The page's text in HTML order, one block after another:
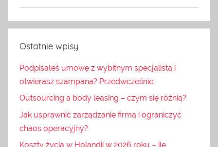
Ostatnie wpisy
Podpisałeś umowę z wybitnym specjalistą i
otwierasz szampana? Przedwcześnie.
Outsourcing a body leasing – czym się różnią?
Jak usprawnić zarządzanie firmą i ograniczyć
chaos operacyjny?
Koszty życia w Holandii w 2026 roku – ile